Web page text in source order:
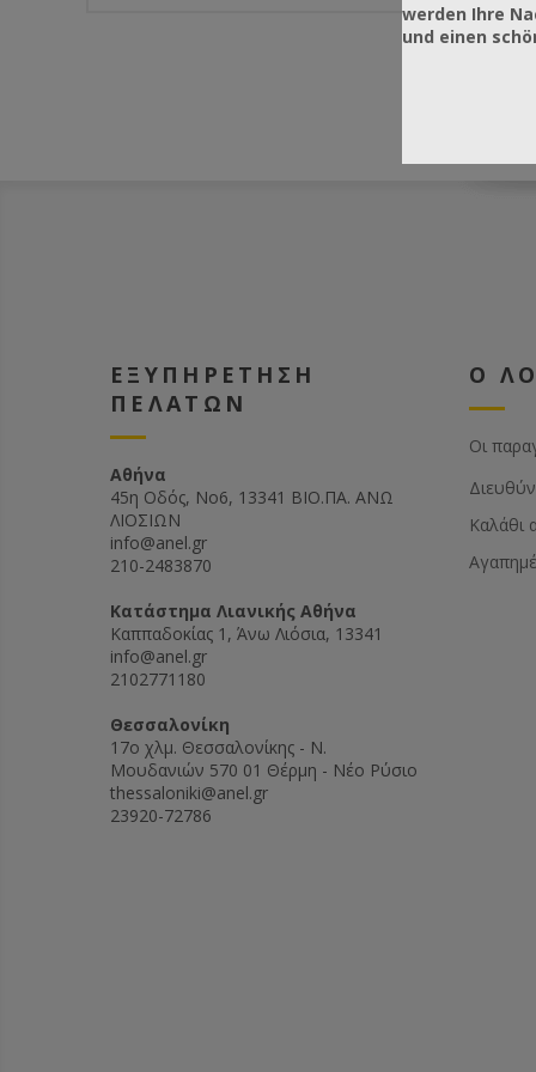
ΕΞΥΠΗΡΕΤΗΣΗ
ΠΕΛΑΤΩΝ
Αθήνα
45η Οδός, Νο6, 13341 ΒΙΟ.ΠΑ. ΑΝΩ
ΛΙΟΣΙΩΝ
info@anel.gr
210-2483870
Kατάστημα Λιανικής Αθήνα
Καππαδοκίας 1, Άνω Λιόσια, 13341
info@anel.gr
2102771180
Θεσσαλονίκη
17ο χλμ. Θεσσαλονίκης - Ν.
Μουδανιών 570 01 Θέρμη - Νέο Ρύσιο
thessaloniki@anel.gr
23920-72786
Ο
Οι
Καλάθι
werden Ihre
und einen